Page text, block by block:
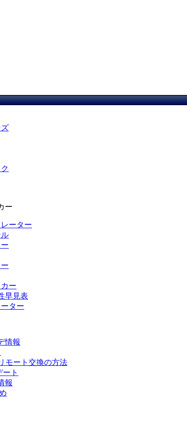
ー
ーター
ー
早見表
ター
情報
モート交換の方法
ト
報